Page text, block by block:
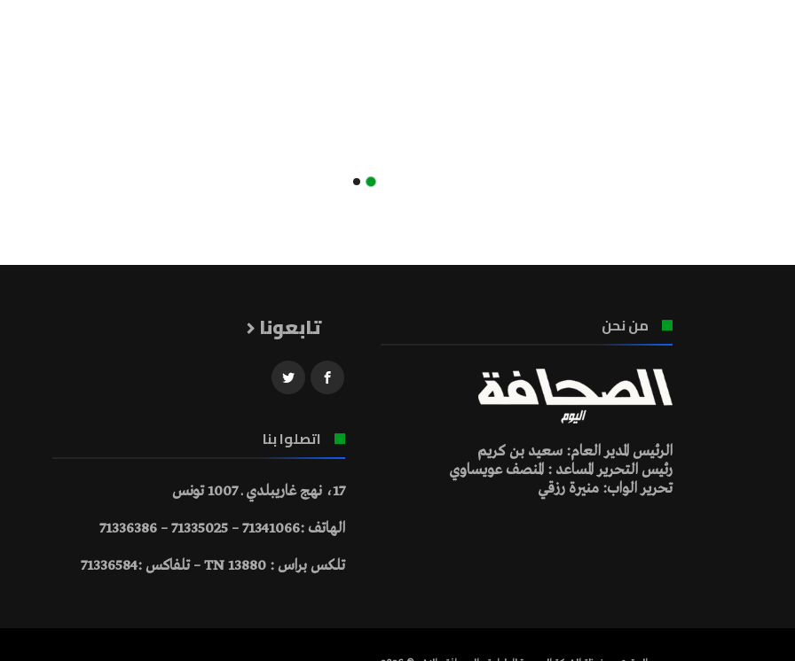
من نحن
الرئيس المدير العام: سعيد بن كريم
رئيس التحرير المساعد : المنصف عويساوي
تحرير الواب: منيرة رزقي
تابعونا
اتصلوا بنا
17، نهج غاريبلدي ـ 1007 تونس
الهاتف :71341066 – 71335025 – 71336386
تلكس براس : 13880 TN – تلفاكس :71336584